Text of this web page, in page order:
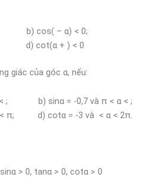
b) cos( – α) < 0;
d) cot(α + ) < 0
giác của góc α, nếu:
< ; b) sinα = -0,7 và π < α < ;
< π; d) cotα = -3 và < α < 2π.
> 0, tanα > 0, cotα > 0